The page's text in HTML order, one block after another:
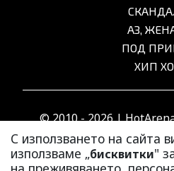
С използването на сайта
използваме „бисквитки"
АЗ,
ПОД
ХИП
© 2010 - 2026 |